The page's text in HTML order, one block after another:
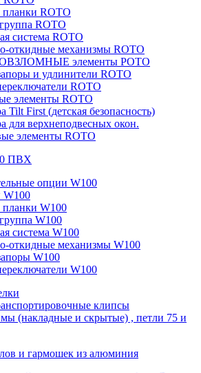
ROTO
ROTO
система ROTO
откидные механизмы ROTO
элементы РОТО
и удлинители ROTO
ROTO
элементы ROTO
Tilt First (детская безопасность)
для верхнеподвесных окон.
элементы ROTO
ПВХ
опции W100
W100
W100
система W100
откидные механизмы W100
W100
W100
клипсы
(накладные и скрытые) , петли 75 и
и гармошек из алюминия